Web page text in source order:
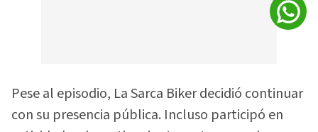
Pese al episodio, La Sarca Biker decidió continuar
con su presencia pública. Incluso participó en